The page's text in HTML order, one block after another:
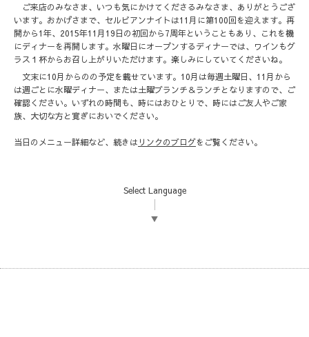
ご来店のみなさま、いつも気にかけてくださるみなさま、ありがとうござ
います。おかげさまで、セルビアンナイトは11月に第100回を迎えます。再
開から1年、2015年11月19日の初回から7周年ということもあり、これを機
にディナーを再開します。水曜日にオープンするディナーでは、ワインもグ
ラス１杯からお召し上がりいただけます。楽しみにしていてくださいね。
文末に10月からのの予定を載せています。10月は毎週土曜日、11月から
は週ごとに水曜ディナー、または土曜ブランチ＆ランチとなりますので、ご
確認ください。いずれの時間も、時にはおひとりで、時にはご友人やご家
族、大切な方と寛ぎにおいでください。
当日のメニュー詳細など、続きは リンクのブログをご覧ください。
Select Language
▼